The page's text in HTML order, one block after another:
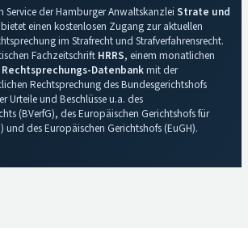
Service der Hamburger Anwaltskanzlei Strate und
einen kostenlosen Zugang zur aktuellen
im Strafrecht und Strafverfahrensrecht.
Fachzeitschrift HRRS, einem monatlichen
Rechtsprechungs-Datenbankmit der
Rechtsprechung des Bundesgerichtshofs
Urteile und Beschlüsse u.a. des
(BVerfG), des Europäischen Gerichtshofs für
und des Europäischen Gerichtshofs (EuGH).